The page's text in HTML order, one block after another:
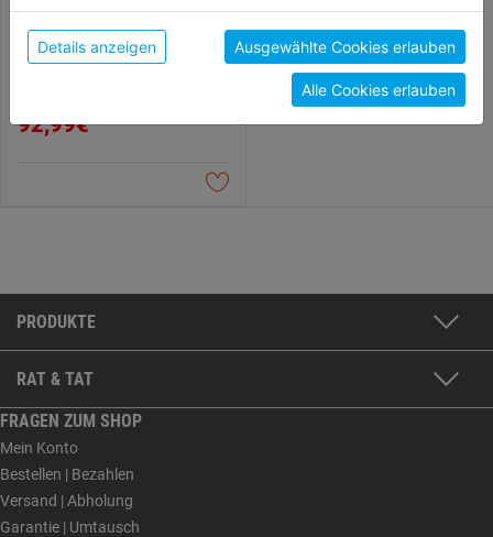
Feuerlöscher Wasser/Schaum
92,99€
PRODUKTE
RAT & TAT
FRAGEN ZUM SHOP
Mein Konto
Bestellen | Bezahlen
Versand | Abholung
Garantie | Umtausch
der Verwendung aller Cookies zu. Unter "Details
anzeigen" findest du alle Infos zu den
unterschiedlichen Cookies, unter "Cookies
Konfigurieren" kannst du auswählen, welche Cookies
du zulassen möchtest und welche nicht.
Datenschutzerklärung.
Details anzeigen Ausgewählte Cookies erlauben
Alle Cookies erlauben